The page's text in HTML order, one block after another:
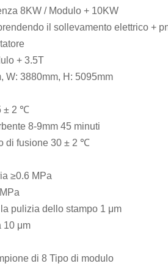
8KW / Modulo + 10KW
il sollevamento elettrico +
+ 3.5T
W: 3880mm, H: 5095mm
± 2 ℃
8-9mm 45 minuti
di fusione 30 ± 2 ℃
≥0.6 MPa
pulizia dello stampo 1 μm
10 μm
di 8 Tipo di modulo